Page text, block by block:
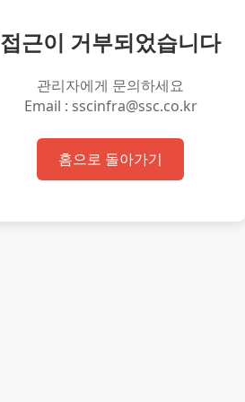
접근이 거부되었습니다
관리자에게 문의하세요
Email : sscinfra@ssc.co.kr
홈으로 돌아가기